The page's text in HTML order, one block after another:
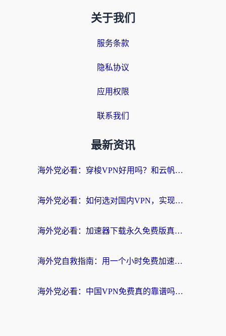
关于我们
服务条款
隐私协议
应用权限
联系我们
最新资讯
海外党必看：穿梭VPN好用吗？和云帆VPN对比哪个回国效果更好？附真实测评+避坑指南
海外党必看：如何选对国内VPN，实现无缝访问国内资源？
海外党必看：加速器下载永久免费版真的存在吗？教你无缝访问国内资源的正确姿势
海外党自救指南：用一个小时免费加速器，轻松打破国内资源访问壁垒？
海外党必看：中国VPN免费真的靠谱吗？手把手教你选对回国加速器